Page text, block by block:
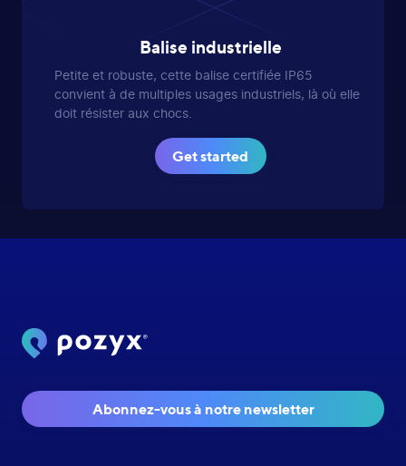
Balise industrielle
Petite et robuste, cette balise certifiée IP65
convient à de multiples usages industriels, là où elle
doit résister aux chocs.
Get started
Abonnez-vous à notre newsletter